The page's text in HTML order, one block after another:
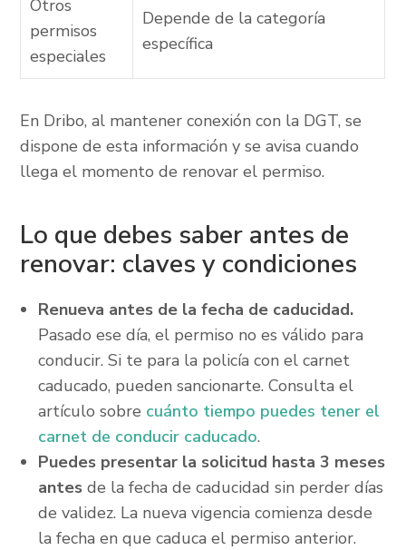
Otros
permisos
especiales
Depende de la categoría
específica
En Dribo, al mantener conexión con la DGT, se
dispone de esta información y se avisa cuando
llega el momento de renovar el permiso.
Lo que debes saber antes de
renovar: claves y condiciones
Renueva antes de la fecha de caducidad.
Pasado ese día, el permiso no es válido para
conducir. Si te para la policía con el carnet
caducado, pueden sancionarte. Consulta el
artículo sobre cuánto tiempo puedes tener el
carnet de conducir caducado.
Puedes presentar la solicitud hasta 3 meses
antes de la fecha de caducidad sin perder días
de validez. La nueva vigencia comienza desde
la fecha en que caduca el permiso anterior.